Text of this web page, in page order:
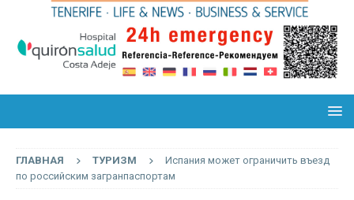
ГЛАВНАЯ ТУРИЗМ
Испания может ограничить въезд
по российским загранпаспортам